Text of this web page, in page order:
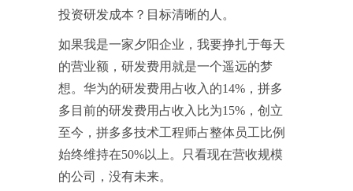
投资研发成本？目标清晰的人。
如果我是一家夕阳企业，我要挣扎于每天
的营业额，研发费用就是一个遥远的梦
想。华为的研发费用占收入的14%，拼多
多目前的研发费用占收入比为15%，创立
至今，拼多多技术工程师占整体员工比例
始终维持在50%以上。只看现在营收规模
的公司，没有未来。